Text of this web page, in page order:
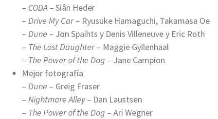
– CODA –Siân Heder
– Drive My Car– Ryusuke Hamaguchi, Takamasa Oe
– Dune – Jon Spaihts y Denis Villeneuve y Eric Roth
– The Lost Daughter– Maggie Gyllenhaal
– The Power of the Dog – Jane Campion
Mejor fotografía
– Dune – Greig Fraser
– Nightmare Alley – Dan Laustsen
– The Power of the Dog – Ari Wegner